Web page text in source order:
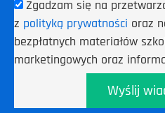
Zgadzam się na
z polityką prywatności oraz
bezpłatnych materiałów
marketingowych oraz
Wyślij